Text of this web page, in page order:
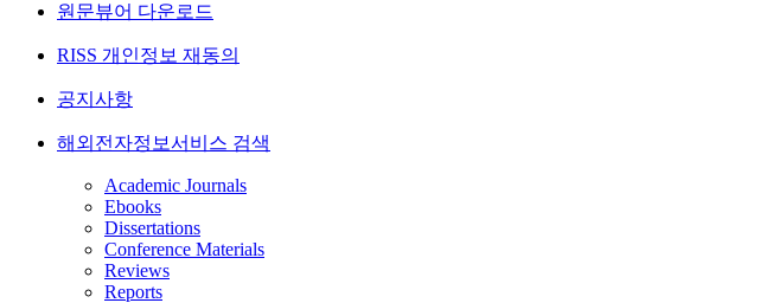
원문뷰어 다운로드
RISS 개인정보 재동의
공지사항
해외전자정보서비스 검색
Academic Journals
Ebooks
Dissertations
Conference Materials
Reviews
Reports